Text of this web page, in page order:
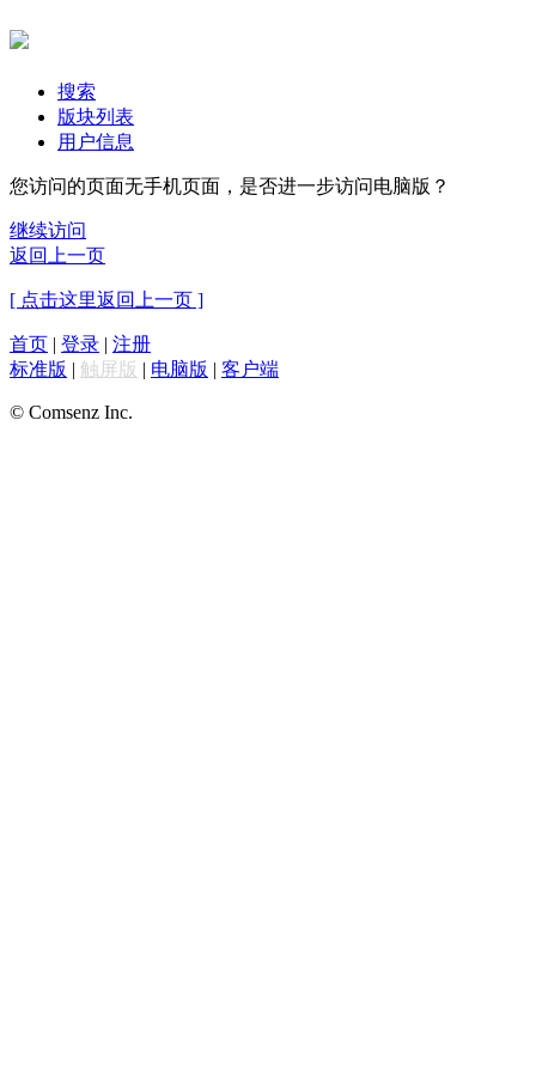
搜索
版块列表
用户信息
您访问的页面无手机页面，是否进一步访问电脑版？
继续访问
返回上一页
[ 点击这里返回上一页 ]
首页 | 登录 | 注册
标准版 | 触屏版 | 电脑版 | 客户端
© Comsenz Inc.